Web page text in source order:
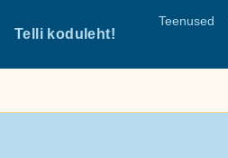
Telli koduleht!
Teenused